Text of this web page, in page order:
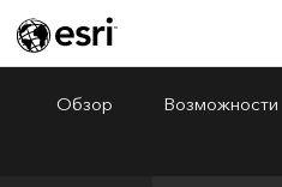
ArcGIS Pro
Обзор Возможности